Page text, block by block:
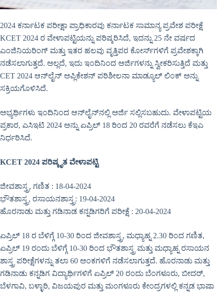
2024 ಕರ್ನಾಟಕ ಪರೀಕ್ಷಾ ಪ್ರಾಧಿಕಾರವು ಕರ್ನಾಟಕ ಸಾಮಾನ್ಯ ಪ್ರವೇಶ ಪರೀಕ್ಷೆ
KCET 2024 ರ ವೇಳಾಪಟ್ಟಿಯನ್ನು ಪರಿಷ್ಕರಿಸಿದೆ, ಇದನ್ನು 25 ನೇ ವರ್ಷದ
ಎಂಜಿನಿಯರಿಂಗ್ ಮತ್ತು ಇತರ ಹಲವು ವೃತ್ತಿಪರ ಕೋರ್ಸ್‌ಗಳಿಗೆ ಪ್ರವೇಶಕ್ಕಾಗಿ
ನಡೆಸಲಾಗುತ್ತದೆ. ಅಲ್ಲದೆ, ಇದು ಇಂದಿನಿಂದ ಅರ್ಜಿಗಳನ್ನು ಸ್ವೀಕರಿಸುತ್ತಿದೆ ಮತ್ತು
CET 2024 ಆನ್‌ಲೈನ್ ಅಪ್ಲಿಕೇಶನ್ ಪರಿಶೀಲನಾ ಮಾಡ್ಯೂಲ್ ಲಿಂಕ್ ಅನ್ನು
ಸಕ್ರಿಯಗೊಳಿಸಿದೆ.
ಅಭ್ಯರ್ಥಿಗಳು ಇಂದಿನಿಂದ ಆನ್‌ಲೈನ್‌ನಲ್ಲಿ ಅರ್ಜಿ ಸಲ್ಲಿಸಬಹುದು. ವೇಳಾಪಟ್ಟಿಯ
ಪ್ರಕಾರ, ಎಸಿಇಟಿ 2024 ಅನ್ನು ಏಪ್ರಿಲ್ 18 ರಿಂದ 20 ರವರೆಗೆ ನಡೆಸಲು ಕೆಇಎ
ನಿರ್ಧರಿಸಿದೆ.
KCET 2024 ಪರಿಷ್ಕೃತ ವೇಳಾಪಟ್ಟಿ
ಜೀವಶಾಸ್ತ್ರ, ಗಣಿತ : 18-04-2024
ಭೌತಶಾಸ್ತ್ರ, ರಸಾಯನಶಾಸ್ತ್ರ: 19-04-2024
ಹೊರನಾಡು ಮತ್ತು ಗಡಿನಾಡ ಕನ್ನಡಿಗರಿಗೆ ಪರೀಕ್ಷೆ : 20-04-2024
ಏಪ್ರಿಲ್ 18 ರ ಬೆಳಿಗ್ಗೆ 10-30 ರಿಂದ ಜೀವಶಾಸ್ತ್ರ, ಮಧ್ಯಾಹ್ನ 2.30 ರಿಂದ ಗಣಿತ,
ಏಪ್ರಿಲ್ 19 ರಂದು ಬೆಳಿಗ್ಗೆ 10-30 ರಿಂದ ಭೌತಶಾಸ್ತ್ರ ಮತ್ತು ಮಧ್ಯಾಹ್ನ ರಸಾಯನ
ಶಾಸ್ತ್ರ ಪರೀಕ್ಷೆಗಳನ್ನು ತಲಾ 60 ಅಂಕಗಳಿಗೆ ನಡೆಸಲಾಗುತ್ತದೆ. ಹೊರನಾಡು ಮತ್ತು
ಗಡಿನಾಡು ಕನ್ನಡಿಗ ವಿದ್ಯಾರ್ಥಿಗಳಿಗೆ ಏಪ್ರಿಲ್ 20 ರಂದು ಬೆಂಗಳೂರು, ಬೀದರ್,
ಬೆಳಗಾವಿ, ಬಳ್ಳಾರಿ, ವಿಜಯಪುರ ಮತ್ತು ಮಂಗಳೂರು ಕೇಂದ್ರಗಳಲ್ಲಿ ಕನ್ನಡ ಭಾಷಾ